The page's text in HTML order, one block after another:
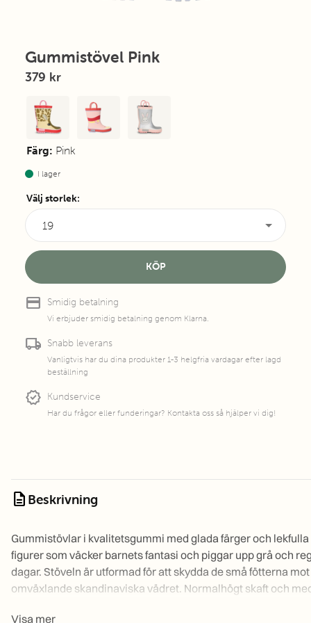
Gummistövel Pink
379 kr
Färg: Pink
I lager
Välj storlek:
19
KÖP
credit_card Smidig betalning
Vi erbjuder smidig betalning genom Klarna.
local_shipping Snabb leverans
Vanligtvis har du dina produkter 1-3 helgfria vardagar efter lagd
beställning
new_releases Kundservice
Har du frågor eller funderingar? Kontakta oss så hjälper vi dig!
description Beskrivning
Gummistövlar i kvalitetsgummi med glada färger och lekfulla
figurer som väcker barnets fantasi och piggar upp grå och
dagar. Stöveln är utformad för att skydda de små fötterna
omväxlande skandinaviska vädret. Normalhögt skaft och
Visa mer